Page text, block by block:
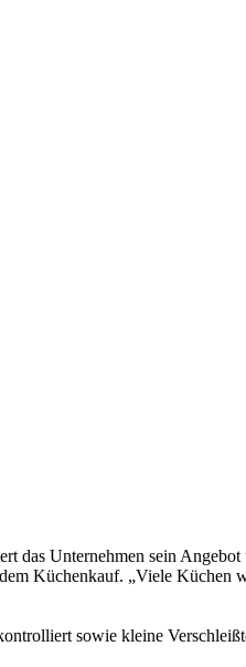
das Unternehmen sein
Küchenkauf. „Viele Küchen
sowie kleine